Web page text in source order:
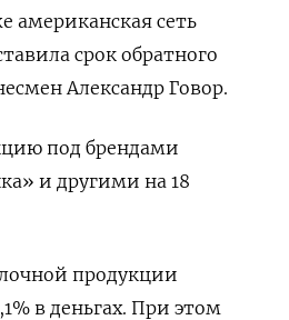
американская сеть
срок обратного
Александр Говор.
под брендами
и другими на 18
продукции
в деньгах. При этом